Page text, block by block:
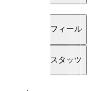
プロフィール
詳細スタッツ